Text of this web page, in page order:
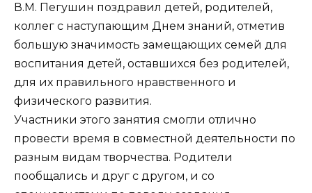
В.М. Пегушин поздравил детей, родителей,
коллег с наступающим Днем знаний, отметив
большую значимость замещающих семей для
воспитания детей, оставшихся без родителей,
для их правильного нравственного и
физического развития.
Участники этого занятия смогли отлично
провести время в совместной деятельности по
разным видам творчества. Родители
пообщались и друг с другом, и со